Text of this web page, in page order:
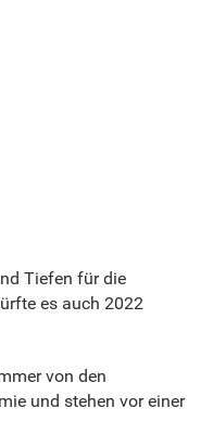
Tiefen für die
es auch 2022
von den
und stehen vor einer